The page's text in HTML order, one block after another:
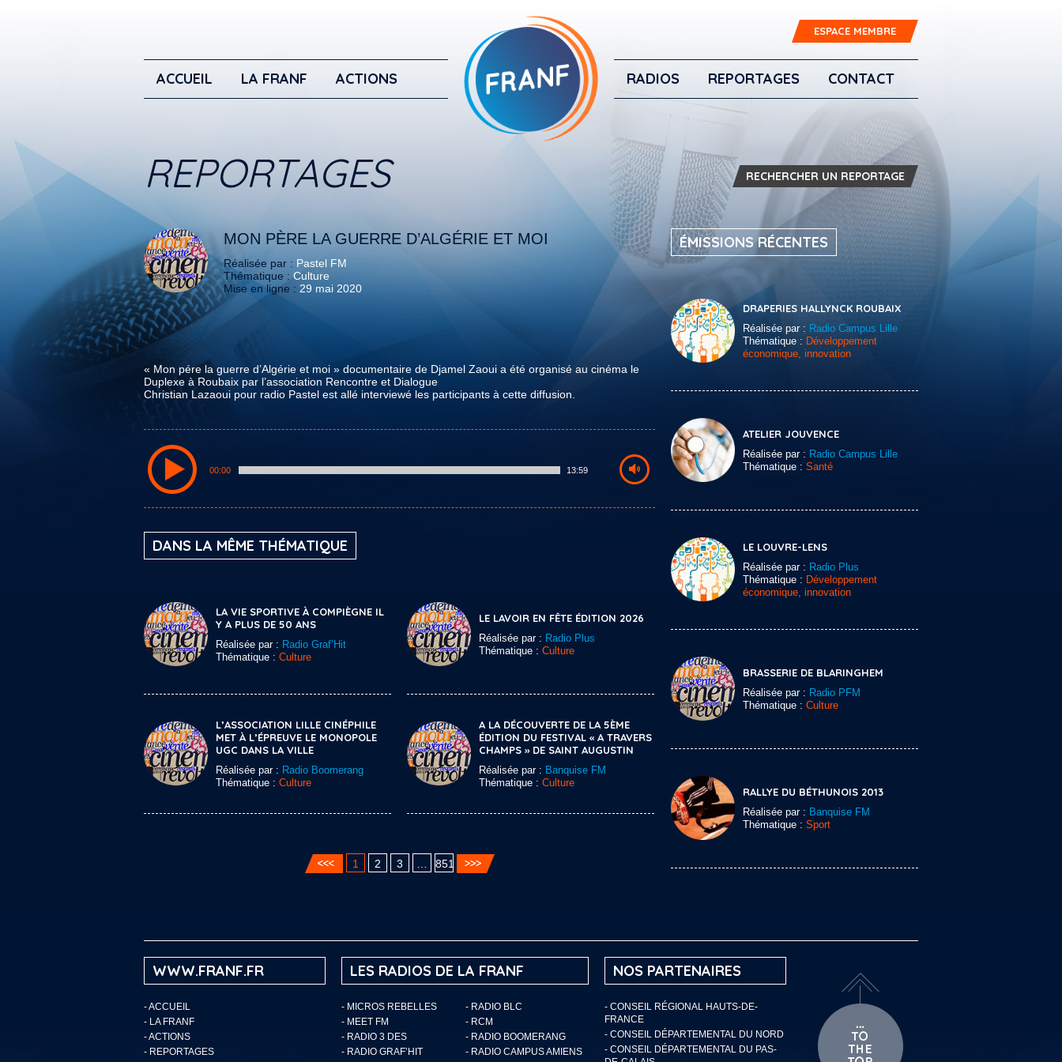
ESPACE MEMBRE
ACCUEIL LA FRANF ACTIONS RADIOS REPORTAGES CONTACT
REPORTAGES RECHERCHER UN REPORTAGE
MON PÈRE LA GUERRE D’ALGÉRIE ET MOI
Réalisée par : Pastel FM
Thématique : Culture
Mise en ligne : 29 mai 2020
« Mon pére la guerre d’Algérie et moi » documentaire de Djamel Zaoui a été organisé au cinéma le
Duplexe à Roubaix par l’association Rencontre et Dialogue
Christian Lazaoui pour radio Pastel est allé interviewé les participants à cette diffusion.
00:00 13:59
DANS LA MÊME THÉMATIQUE
LA VIE SPORTIVE À COMPIÈGNE IL
Y A PLUS DE 50 ANS
Réalisée par : Radio Graf’Hit
Thématique : Culture
LE LAVOIR EN FÊTE ÉDITION 2026
Réalisée par : Radio Plus
Thématique : Culture
L’ASSOCIATION LILLE CINÉPHILE
MET À L’ÉPREUVE LE MONOPOLE
UGC DANS LA VILLE
Réalisée par : Radio Boomerang
Thématique : Culture
A LA DÉCOUVERTE DE LA 5ÈME
ÉDITION DU FESTIVAL « A TRAVERS
CHAMPS » DE SAINT AUGUSTIN
Réalisée par : Banquise FM
Thématique : Culture
1 2 3 851
ÉMISSIONS RÉCENTES
DRAPERIES HALLYNCK ROUBAIX
Réalisée par : Radio Campus Lille
Thématique : Développement
économique, innovation
ATELIER JOUVENCE
Réalisée par : Radio Campus Lille
Thématique : Santé
LE LOUVRE-LENS
Réalisée par : Radio Plus
Thématique : Développement
économique, innovation
BRASSERIE DE BLARINGHEM
Réalisée par : Radio PFM
Thématique : Culture
RALLYE DU BÉTHUNOIS 2013
Réalisée par : Banquise FM
Thématique : Sport
WWW.FRANF.FR
-ACCUEIL
- LA FRANF
-ACTIONS
- REPORTAGES
LES RADIOS DE LA FRANF
- MICROS REBELLES
- RADIO BLC
- MEET FM
- RCM
- RADIO 3 DES
- RADIO BOOMERANG
- RADIO GRAF’HIT
- RADIO CAMPUS AMIENS
NOS PARTENAIRES
- CONSEIL RÉGIONAL HAUTS-DE-
FRANCE
- CONSEIL DÉPARTEMENTAL DU NORD
- CONSEIL DÉPARTEMENTAL DU PAS-